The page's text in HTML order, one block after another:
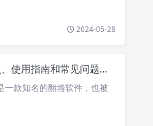
2024-05-28
用指南和常见问题解答
款知名的翻墙软件，也被